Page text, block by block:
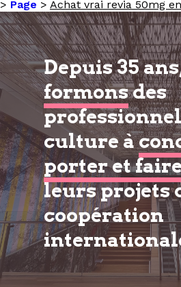
> Page > Achat vrai revia 50mg
Depuis 35
formonsdes
culture à
porter et
leurs projets
coopération